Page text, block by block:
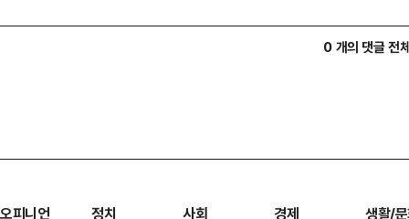
0 개의 댓글 전
오피니언 정치 사회 경제 생활/